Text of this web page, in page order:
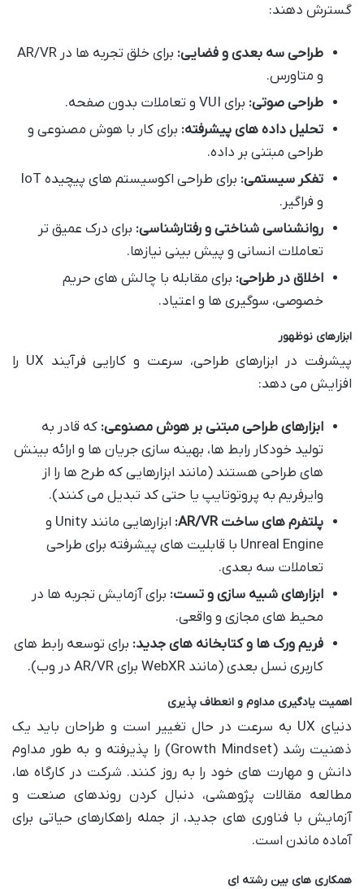
گسترش دهند:
طراحی سه بعدی و فضایی:
برای خلق تجربه ها در AR/VR
و متاورس.
طراحی صوتی: برای VUI و تعاملات بدون صفحه.
تحلیل داده های پیشرفته: برای کار با هوش مصنوعی و
طراحی مبتنی بر داده.
تفکر سیستمی:
برای طراحی اکوسیستم های پیچیده IoT
و فراگیر.
روانشناسی شناختی و رفتارشناسی: برای درک عمیق تر
تعاملات انسانی و پیش بینی نیازها.
اخلاق در طراحی: برای مقابله با چالش های حریم
خصوصی، سوگیری ها و اعتیاد.
ابزارهای نوظهور
پیشرفت در ابزارهای طراحی، سرعت و کارایی فرآیند UX را
افزایش می دهد:
ابزارهای طراحی مبتنی بر هوش مصنوعی: که قادر به
تولید خودکار رابط ها، بهینه سازی جریان ها و ارائه بینش
های طراحی هستند (مانند ابزارهایی که طرح ها را از
وایرفریم به پروتوتایپ یا حتی کد تبدیل می کنند).
پلتفرم های ساخت AR/VR:
ابزارهایی مانند Unity و
Unreal Engine با قابلیت های پیشرفته برای طراحی
تعاملات سه بعدی.
ابزارهای شبیه سازی و تست: برای آزمایش تجربه ها در
محیط های مجازی و واقعی.
فریم ورک ها و کتابخانه های جدید: برای توسعه رابط های
کاربری نسل بعدی (مانند WebXR برای AR/VR در وب).
اهمیت یادگیری مداوم و انعطاف پذیری
دنیای UX به سرعت در حال تغییر است و طراحان باید یک
ذهنیت رشد (Growth Mindset) را پذیرفته و به طور مداوم
دانش و مهارت های خود را به روز کنند. شرکت در کارگاه ها،
مطالعه مقالات پژوهشی، دنبال کردن روندهای صنعت و
آزمایش با فناوری های جدید، از جمله راهکارهای حیاتی برای
آماده ماندن است.
همکاری های بین رشته ای